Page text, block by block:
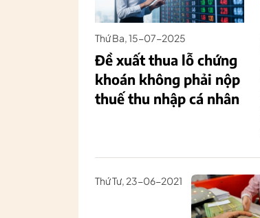
Thứ Ba, 15-07-2025
Đề xuất thua lỗ chứng
khoán không phải nộp
thuế thu nhập cá nhân
Thứ Tư, 23-06-2021